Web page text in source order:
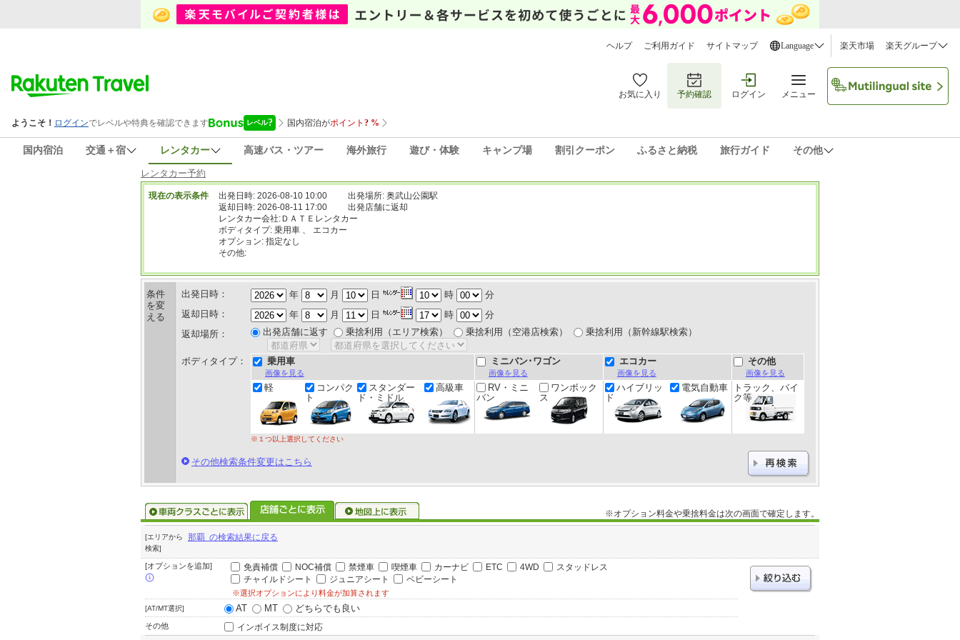
ヘルプ ご利用ガイド サイトマップ Language 楽天市場 楽天グループ
お気に入り 予約確認 ログイン メニュー
国内宿泊 交通＋宿 レンタカー 高速バス・ツアー 海外旅行 遊び・体験 キャンプ場 割引クーポン ふるさと納税 旅行ガイド その他
レンタカー予約
現在の表示条件 出発日時: 2026-08-10 10:00
出発場所: 奥武山公園駅
返却日時: 2026-08-11 17:00
出発店舗に返却
レンタカー会社:ＤＡＴＥレンタカー
ボディタイプ: 乗用車 、 エコカー
オプション: 指定なし
その他:
条件
を変
える
出発日時： 年 月 日 時
分
返却日時：
年 月 日 時
分
返却場所：
出発店舗に返す 乗捨利用（エリア検索） 乗捨利用（空港店検索） 乗捨利用（新幹線駅検索）
ボディタイプ： 乗用車
画像を見る
ミニバン･ワゴン
画像を見る
エコカー
画像を見る
その他
画像を見る
軽
コンパク
ト
スタンダー
ド・ミドル
高級車
RV・ミニ
バン
ワンボック
ス
ハイブリッ
ド
電気自動車
トラック、バイ
ク等
※１つ以上選択してください
その他検索条件変更はこちら
※オプション料金や乗捨料金は次の画面で確定します。
[エリアから
検索]
那覇 の検索結果に戻る
[オプションを追加] 免責補償 NOC補償 禁煙車 喫煙車 カーナビ ETC 4WD
スタッドレス
チャイルドシート
ジュニアシート ベビーシート
※選択オプションにより料金が加算されます
[AT/MT選択] AT MT どちらでも良い
その他 インボイス制度に対応